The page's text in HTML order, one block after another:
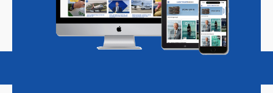
Magazine Podcasts Vacatures